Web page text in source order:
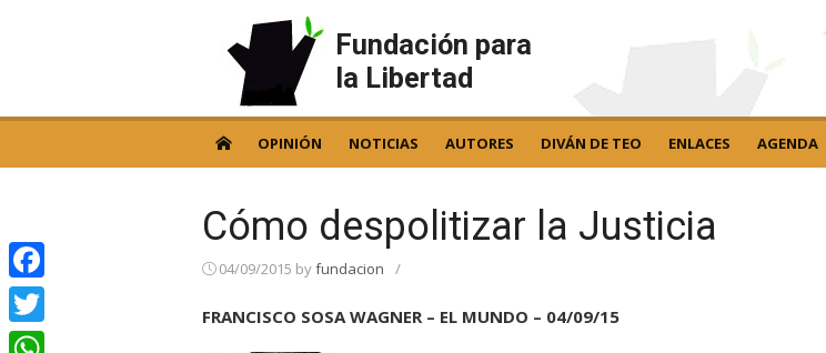
Fundación para
la Libertad
OPINIÓN NOTICIAS AUTORES DIVÁN DE TEO ENLACES AGENDA
Cómo despolitizar la Justicia
04/09/2015 byfundacion /
FRANCISCO SOSA WAGNER – EL MUNDO – 04/09/15
Facebook
Twitter